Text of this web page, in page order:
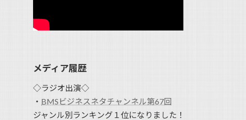
メディア履歴
◇ラジオ出演◇
・ BMSビジネスネタチャンネル第67回
ジャンル別ランキング１位になりました！